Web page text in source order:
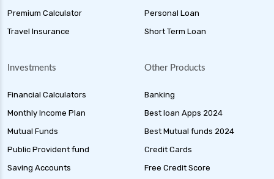
Premium Calculator
Travel Insurance
Personal Loan
Short Term Loan
Investments
Financial Calculators
Monthly Income Plan
Mutual Funds
Public Provident fund
Saving Accounts
Other Products
Banking
Best loan Apps 2024
Best Mutual funds 2024
Credit Cards
Free Credit Score